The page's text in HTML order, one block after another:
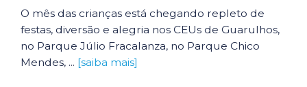
O mês das crianças está chegando repleto de
festas, diversão e alegria nos CEUs de Guarulhos,
no Parque Júlio Fracalanza, no Parque Chico
Mendes, ... [saiba mais]